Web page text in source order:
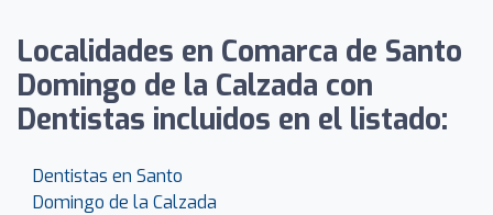
Localidades en Comarca de Santo
Domingo de la Calzada con
Dentistas incluidos en el listado:
Dentistas en Santo
Domingo de la Calzada